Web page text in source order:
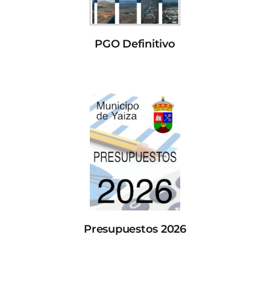
PGO Definitivo
Presupuestos 2026